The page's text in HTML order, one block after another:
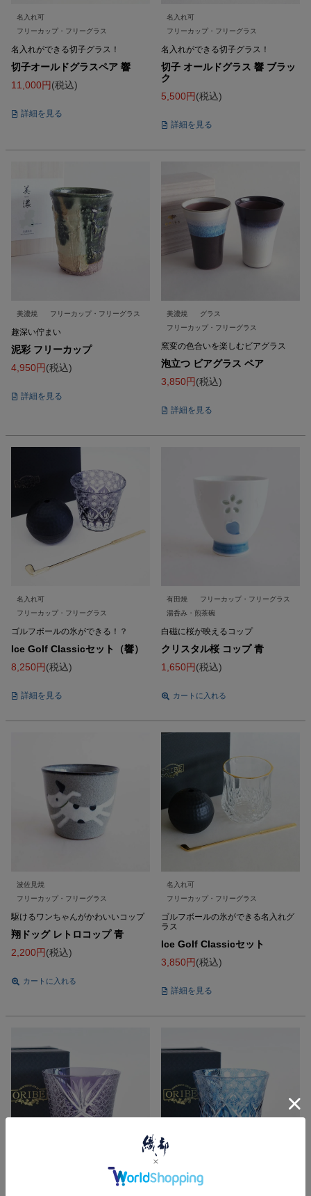
名入れ可
フリーカップ・フリーグラス
名入れができる切子グラス！
切子オールドグラスペア 響
11,000
税込
詳細を見る
名入れ可
フリーカップ・フリーグラス
名入れができる切子グラス！
切子 オールドグラス 響 ブラッ
ク
5,500
税込
詳細を見る
美濃焼 フリーカップ・フリーグラス
趣深い佇まい
泥彩 フリーカップ
4,950
税込
詳細を見る
美濃焼
グラス
フリーカップ・フリーグラス
窯変の色合いを楽しむビアグラス
泡立つ ビアグラス ペア
3,850
税込
詳細を見る
名入れ可
フリーカップ・フリーグラス
ゴルフボールの氷ができる！？
Ice Golf Classicセット（響）
8,250
税込
詳細を見る
有田焼
フリーカップ・フリーグラス
湯呑み・煎茶碗
白磁に桜が映えるコップ
クリスタル桜 コップ 青
1,650
税込
カートに入れる
波佐見焼
フリーカップ・フリーグラス
駆けるワンちゃんがかわいいコップ
翔ドッグ レトロコップ 青
2,200
税込
カートに入れる
名入れ可
フリーカップ・フリーグラス
ゴルフボールの氷ができる名入れグ
ラス
Ice Golf Classicセット
3,850
税込
詳細を見る
名入れ可